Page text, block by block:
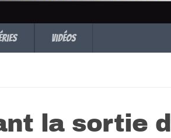
Vidéos
la sortie